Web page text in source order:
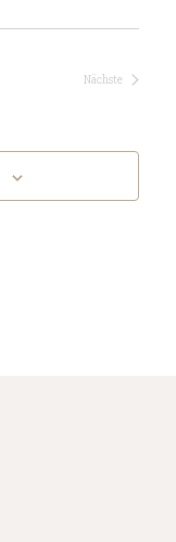
Nächste